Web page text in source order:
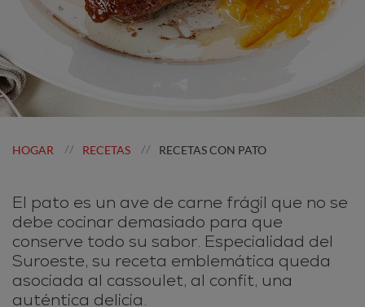
HOGAR // RECETAS // RECETAS CON PATO
El pato es un ave de carne frágil que no se
debe cocinar demasiado para que
conserve todo su sabor. Especialidad del
Suroeste, su receta emblemática queda
asociada al cassoulet, al confit, una
auténtica delicia.